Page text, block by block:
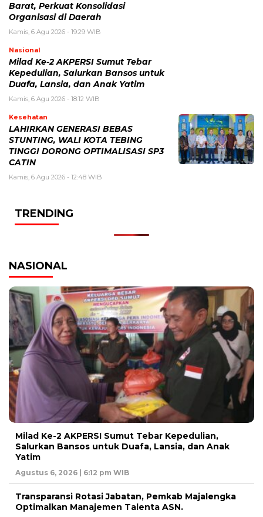
Barat, Perkuat Konsolidasi
Organisasi di Daerah
Kamis, 6 Agu 2026 - 19:29 WIB
Nasional
Milad Ke-2 AKPERSI Sumut Tebar
Kepedulian, Salurkan Bansos untuk
Duafa, Lansia, dan Anak Yatim
Kamis, 6 Agu 2026 - 18:12 WIB
Kesehatan
LAHIRKAN GENERASI BEBAS
STUNTING, WALI KOTA TEBING
TINGGI DORONG OPTIMALISASI SP3
CATIN
Kamis, 6 Agu 2026 - 12:48 WIB
TRENDING
NASIONAL
Milad Ke-2 AKPERSI Sumut Tebar Kepedulian,
Salurkan Bansos untuk Duafa, Lansia, dan Anak
Yatim
Agustus 6, 2026 | 6:12 pm WIB
Transparansi Rotasi Jabatan, Pemkab Majalengka
Optimalkan Manajemen Talenta ASN.